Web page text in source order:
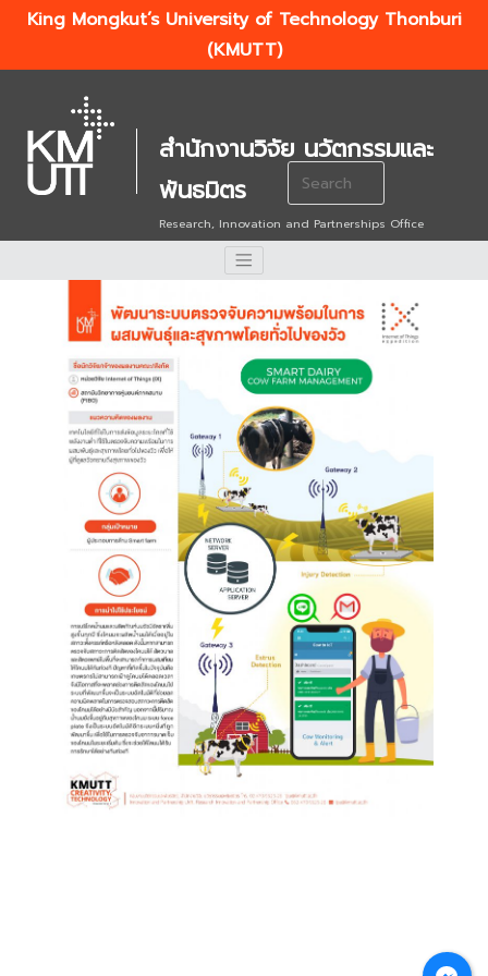
King Mongkut’s University of Technology Thonburi
(KMUTT)
สำนักงานวิจัย นวัตกรรมและ
พันธมิตร
Research, Innovation and Partnerships Office
Search
for: